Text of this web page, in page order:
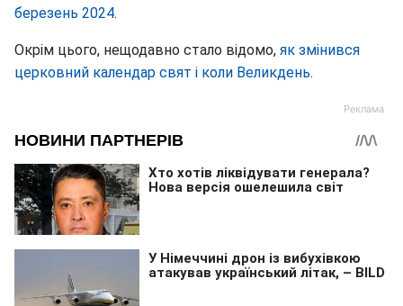
березень 2024.
Окрім цього, нещодавно стало відомо, як змінився
церковний календар свят і коли Великдень.